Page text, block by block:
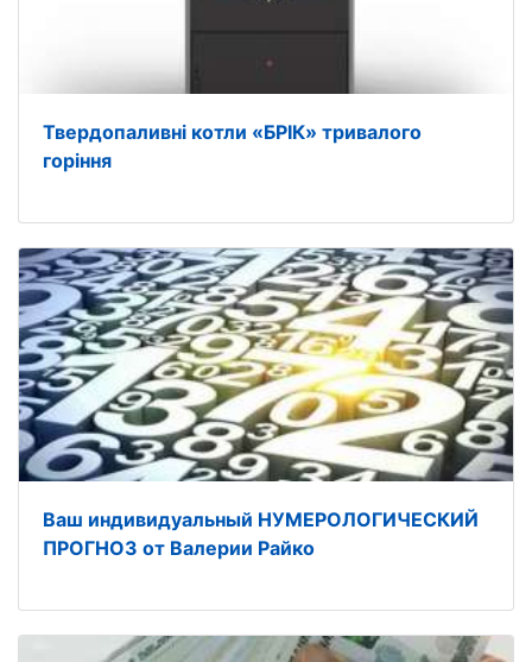
Твердопаливні котли «БРІК» тривалого
горіння
Ваш индивидуальный НУМЕРОЛОГИЧЕСКИЙ
ПРОГНОЗ от Валерии Райко